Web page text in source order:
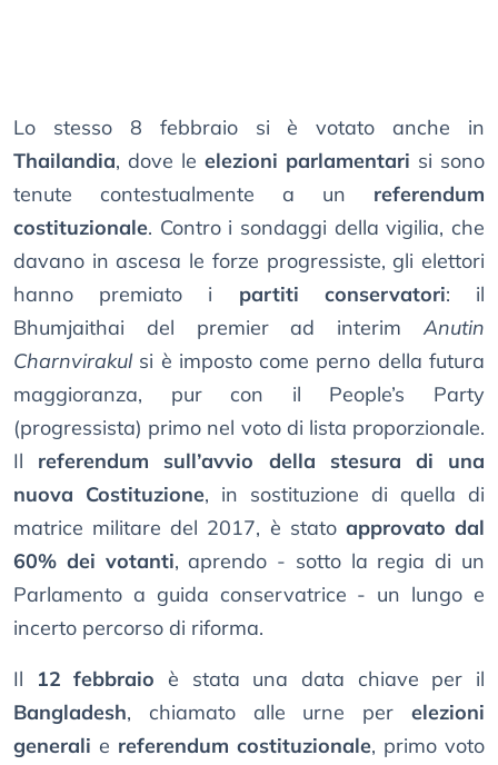
Lo stesso 8 febbraio si è votato anche in
Thailandia, dove le elezioni parlamentari si sono
tenute contestualmente a un referendum
costituzionale. Contro i sondaggi della vigilia, che
davano in ascesa le forze progressiste, gli elettori
hanno premiato i partiti conservatori: il
Bhumjaithai del premier ad interimAnutin
Charnvirakulsi è imposto come perno della futura
maggioranza, pur con il People’s Party
(progressista) primo nel voto di lista proporzionale.
Il referendum sull’avvio della stesura di una
nuova Costituzione, in sostituzione di quella di
matrice militare del 2017, è stato approvato dal
60% dei votanti, aprendo - sotto la regia di un
Parlamento a guida conservatrice - un lungo e
incerto percorso di riforma.
Il
12 febbraio è stata una data chiave per il
Bangladesh, chiamato alle urne per elezioni
generali e referendum costituzionale, primo voto